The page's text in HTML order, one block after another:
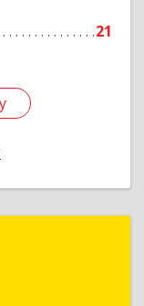
21
Мирный г,